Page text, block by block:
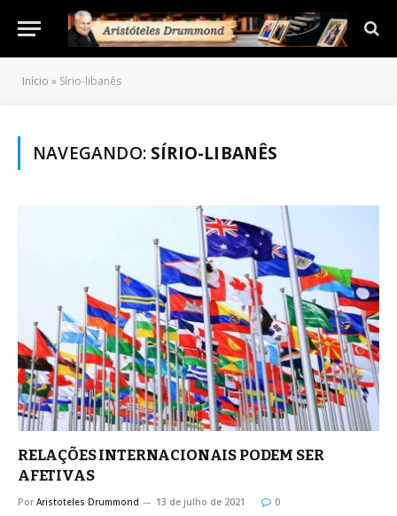
Início » Sírio-libanês
NAVEGANDO: SÍRIO-LIBANÊS
RELAÇÕES INTERNACIONAIS PODEM SER
AFETIVAS
Por Aristoteles Drummond 13 de julho de 2021 0